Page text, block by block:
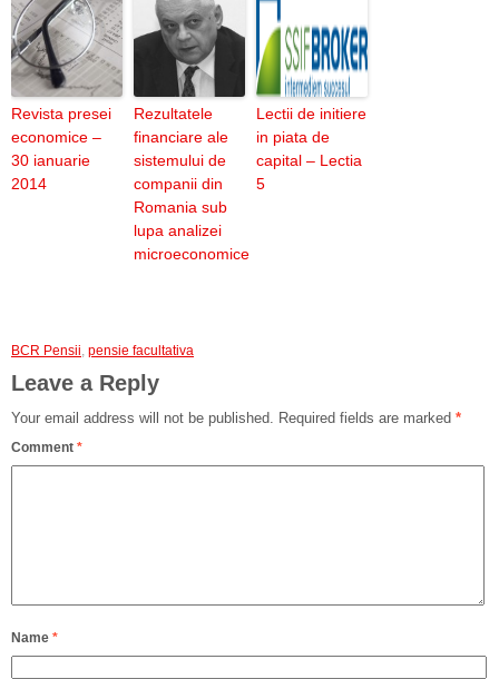
Revista presei
economice –
30 ianuarie
2014
Rezultatele
financiare ale
sistemului de
companii din
Romania sub
lupa analizei
microeconomice
Lectii de initiere
in piata de
capital – Lectia
5
BCR Pensii, pensie facultativa
Leave a Reply
Your email address will not be published. Required fields are marked *
Comment *
Name *